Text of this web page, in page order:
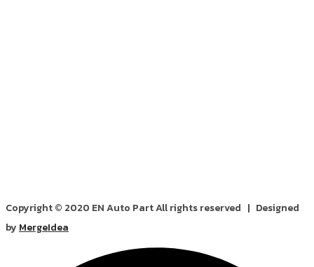
Copyright © 2020 EN Auto Part All rights reserved | Designed
by MergeIdea